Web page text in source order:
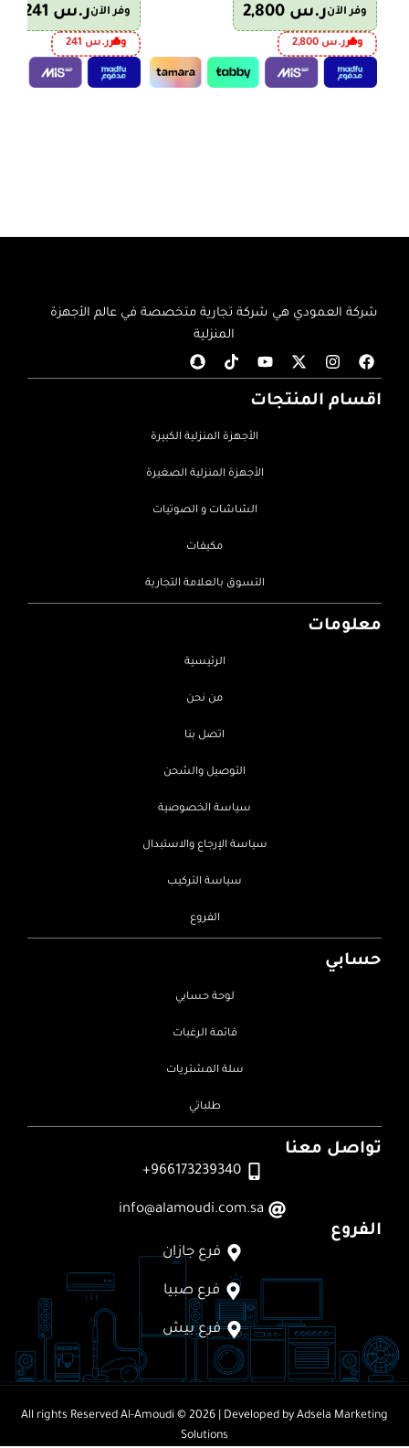
وفر الآنر.س
وفرر.س 2,800
وفر الآنر.س
وفرر.س
شركة العمودي هي شركة تجارية متخصصة في عالم الأجهزة
المنزلية
اقسام المنتجات
الأجهزة المنزلية الكبيرة
الأجهزة المنزلية الصغيرة
الشاشات و الصوتيات
مكيفات
التسوق بالعلامة التجارية
معلومات
الرئيسية
من نحن
اتصل بنا
التوصيل والشحن
سياسة الخصوصية
سياسة الإرجاع والاستبدال
سياسة التركيب
الفروع
حسابي
لوحة حسابي
قائمة الرغبات
سلة المشتريات
طلباتي
تواصل معنا
966173239340+
info@alamoudi.com.sa
الفروع
فرع جازان
فرع صبيا
فرع بيش
All rights Reserved Al-Amoudi © 2026 | Developed by Adsela Marketing
Solutions